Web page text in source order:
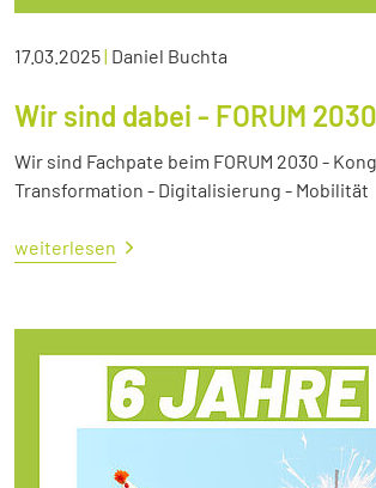
17.03.2025| Daniel Buchta
Wir sind dabei - FORUM 2030
Wir sind Fachpate beim FORUM 2030 -
Transformation - Digitalisierung - Mobilität
weiterlesen